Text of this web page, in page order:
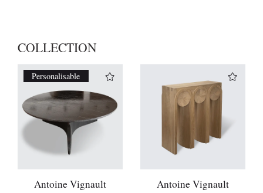
COLLECTION
Personalisable
Antoine Vignault Antoine Vignault